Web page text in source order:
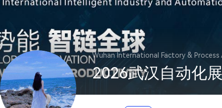
Wuhan International Factory & Process
2026武汉自动化